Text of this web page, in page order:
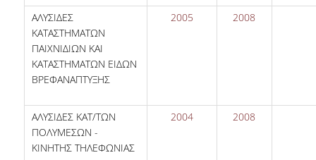
ΑΛΥΣΙΔΕΣ
ΚΑΤΑΣΤΗΜΑΤΩΝ
ΠΑΙΧΝΙΔΙΩΝ ΚΑΙ
ΚΑΤΑΣΤΗΜΑΤΩΝ ΕΙΔΩΝ
ΒΡΕΦΑΝΑΠΤΥΞΗΣ
2005 2008
ΑΛΥΣΙΔΕΣ ΚΑΤ/ΤΩΝ
ΠΟΛΥΜΕΣΩΝ -
ΚΙΝΗΤΗΣ ΤΗΛΕΦΩΝΙΑΣ
2004 2008